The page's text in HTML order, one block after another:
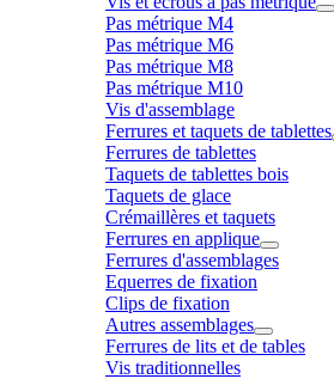
Pas métrique M4
Pas métrique M6
Pas métrique M8
Pas métrique M10
Vis d'assemblage
Ferrures et taquets de tablettes
Ferrures de tablettes
Taquets de tablettes bois
Taquets de glace
Crémaillères et taquets
Ferrures en applique
Ferrures d'assemblages
Equerres de fixation
Clips de fixation
Autres assemblages
Ferrures de lits et de tables
Vis traditionnelles